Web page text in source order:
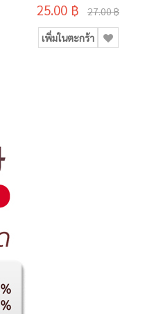
25.00 ฿ 27.00 ฿
เพิ่มในตะกร้า